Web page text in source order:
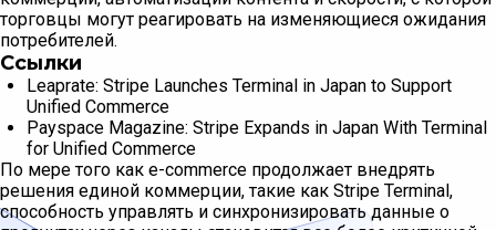
торговцы могут реагировать на изменяющиеся ожидания
потребителей.
Ссылки
Leaprate: Stripe Launches Terminal in Japan to Support
Unified Commerce
Payspace Magazine: Stripe Expands in Japan With Terminal
for Unified Commerce
По мере того как e-commerce продолжает внедрять
решения единой коммерции, такие как Stripe Terminal,
способность управлять и синхронизировать данные о